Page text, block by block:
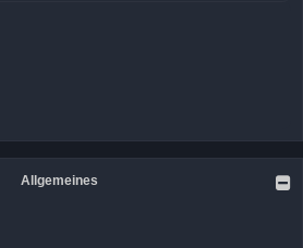
Allgemeines